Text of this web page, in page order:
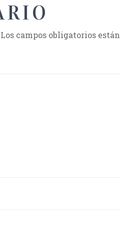
Los campos obligatorios